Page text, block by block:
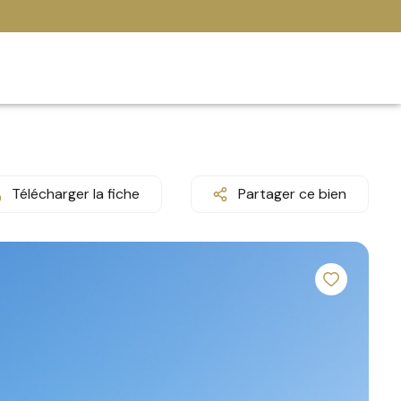
Télécharger la fiche Partager ce bien